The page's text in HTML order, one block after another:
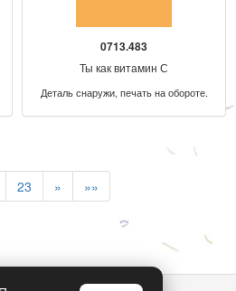
0713.483
Ты как витамин С
Деталь снаружи, печать на обороте.
23 » »»